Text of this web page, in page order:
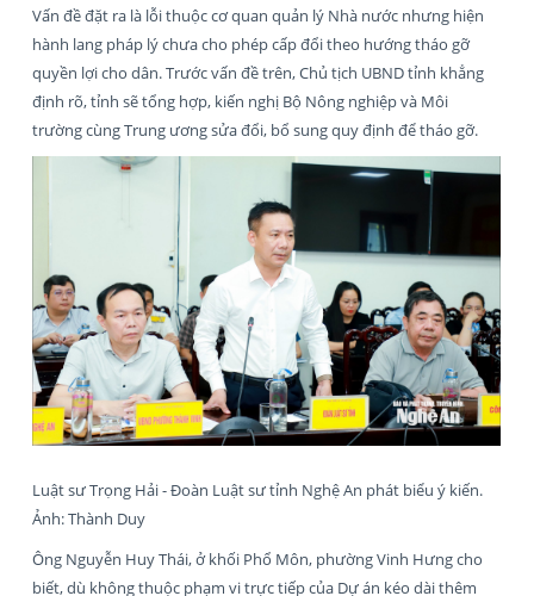
Vấn đề đặt ra là lỗi thuộc cơ quan quản lý Nhà nước nhưng hiện
hành lang pháp lý chưa cho phép cấp đổi theo hướng tháo gỡ
quyền lợi cho dân. Trước vấn đề trên, Chủ tịch UBND tỉnh khẳng
định rõ, tỉnh sẽ tổng hợp, kiến nghị Bộ Nông nghiệp và Môi
trường cùng Trung ương sửa đổi, bổ sung quy định để tháo gỡ.
Luật sư Trọng Hải - Đoàn Luật sư tỉnh Nghệ An phát biểu ý kiến.
Ảnh: Thành Duy
Ông Nguyễn Huy Thái, ở khối Phổ Môn, phường Vinh Hưng cho
biết, dù không thuộc phạm vi trực tiếp của Dự án kéo dài thêm